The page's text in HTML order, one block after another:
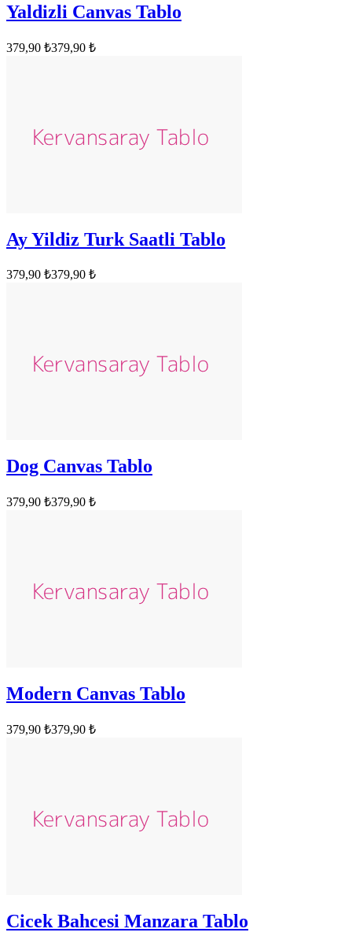
Yaldizli Canvas Tablo
379,90 ₺379,90 ₺
Ay Yildiz Turk Saatli Tablo
379,90 ₺379,90 ₺
Dog Canvas Tablo
379,90 ₺379,90 ₺
Modern Canvas Tablo
379,90 ₺379,90 ₺
Cicek Bahcesi Manzara Tablo